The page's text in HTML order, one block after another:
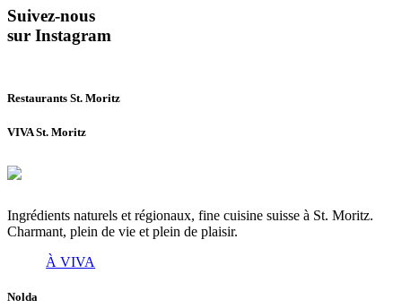
Suivez-nous
sur Instagram
Restaurants St. Moritz
VIVA St. Moritz
Ingrédients naturels et régionaux, fine cuisine suisse à St. Moritz.
Charmant, plein de vie et plein de plaisir.
À VIVA
Nolda